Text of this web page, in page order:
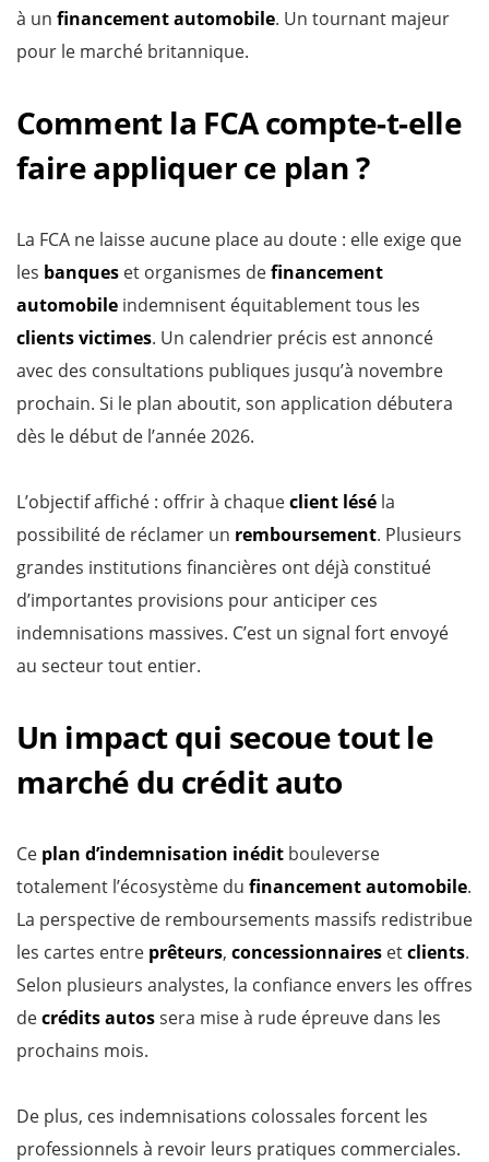
à un financement automobile. Un tournant majeur
pour le marché britannique.
Comment la FCA compte-t-elle
faire appliquer ce plan ?
La FCA ne laisse aucune place au doute : elle exige que
les banques et organismes definancement
automobile indemnisent équitablement tous les
clients victimes. Un calendrier précis est annoncé
avec des consultations publiques jusqu’à novembre
prochain. Si le plan aboutit, son application débutera
dès le début de l’année 2026.
L’objectif affiché : offrir à chaqueclient lésé la
possibilité de réclamer un remboursement. Plusieurs
grandes institutions financières ont déjà constitué
d’importantes provisions pour anticiper ces
indemnisations massives. C’est un signal fort envoyé
au secteur tout entier.
Un impact qui secoue tout le
marché du crédit auto
Ce plan d’indemnisation inédit bouleverse
totalement l’écosystème du financement automobile.
La perspective de remboursements massifs redistribue
les cartes entre prêteurs, concessionnaires etclients.
Selon plusieurs analystes, la confiance envers les offres
decrédits autossera mise à rude épreuve dans les
prochains mois.
De plus, ces indemnisations colossales forcent les
professionnels à revoir leurs pratiques commerciales.